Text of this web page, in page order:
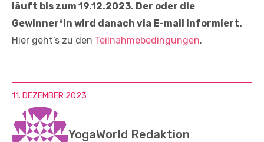
läuft bis zum 19.12.2023. Der oder die
Gewinner*in wird danach via E-mail informiert.
Hier geht’s zu den Teilnahmebedingungen.
11. DEZEMBER 2023
YogaWorld Redaktion